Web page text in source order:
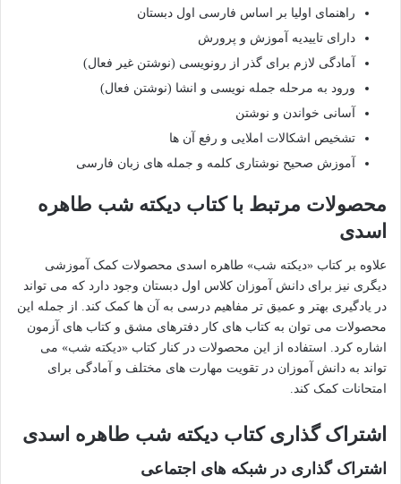
راهنمای اولیا بر اساس فارسی اول دبستان
دارای تاییدیه آموزش و پرورش
آمادگی لازم برای گذر از رونویسی (نوشتن غیر فعال)
ورود به مرحله جمله نویسی و انشا (نوشتن فعال)
آسانی خواندن و نوشتن
تشخیص اشکالات املایی و رفع آن ها
آموزش صحیح نوشتاری کلمه و جمله های زبان فارسی
محصولات مرتبط با کتاب دیکته شب طاهره
اسدی
علاوه بر کتاب «دیکته شب» طاهره اسدی محصولات کمک آموزشی
دیگری نیز برای دانش آموزان کلاس اول دبستان وجود دارد که می تواند
در یادگیری بهتر و عمیق تر مفاهیم درسی به آن ها کمک کند. از جمله این
محصولات می توان به کتاب های کار دفترهای مشق و کتاب های آزمون
اشاره کرد. استفاده از این محصولات در کنار کتاب «دیکته شب» می
تواند به دانش آموزان در تقویت مهارت های مختلف و آمادگی برای
امتحانات کمک کند.
اشتراک گذاری کتاب دیکته شب طاهره اسدی
اشتراک گذاری در شبکه های اجتماعی